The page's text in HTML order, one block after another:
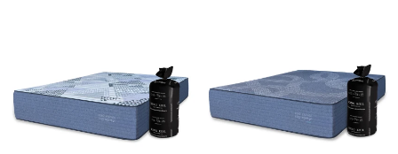
arquitectura interna pensada
para lograr lo que pocos
colchones consiguen:
una superficie envolvente
que abraza el cuerpo, y un
núcleo firme que sostiene
Pocket premium que llega
compactado en bolsa y entra
donde otros no entran.Lo
movés sin esfuerzo. Lo abrís.
Se expande. Y aparece un
verdadero King Koil de 30 cm